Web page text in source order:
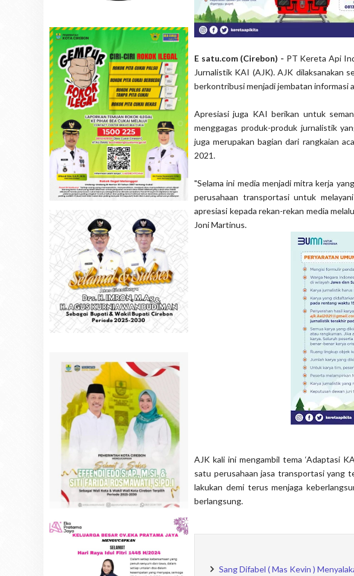
E satu.com (Cirebon) - PT Kereta Api
Jurnalistik KAI (AJK). AJK dilaksanakan
berkontribusi menjadi jembatan informasi
Apresiasi juga KAI berikan untuk
menggagas produk-produk jurnalistik
juga merupakan bagian dari rangkaian
2021.
"Selama ini media menjadi mitra kerja
perusahaan transportasi untuk
apresiasi kepada rekan-rekan media
Joni Martinus.
AJK kali ini mengambil tema ‘Adaptasi
satu perusahaan jasa transportasi yang
lakukan demi terus menjaga
berlangsung.
Sang Difabel ( Mas Kevin )